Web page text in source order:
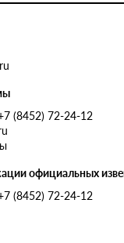
(8452) 72-24-12
официальных
(8452) 72-24-12